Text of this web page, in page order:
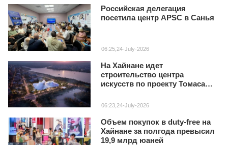
Российская делегация
посетила центр APSC в Санья
06:25,24-July-2026
На Хайнане идет
строительство центра
искусств по проекту Томаса
06:23,24-July-2026
Объем покупок в duty‑free на
Хайнане за полгода превысил
19,9 млрд юаней